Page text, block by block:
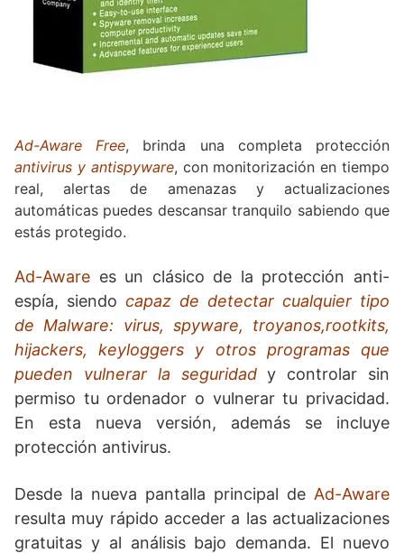
Ad-Aware Free, brinda una completa protección
antivirus y antispyware, con monitorización en tiempo
real, alertas de amenazas y actualizaciones
automáticas puedes descansar tranquilo sabiendo que
estás protegido.
Ad-Aware es un clásico de la protección anti-
espía, siendo capaz de detectar cualquier tipo
de Malware: virus, spyware, troyanos,rootkits,
hijackers, keyloggers y otros programas que
pueden vulnerar la seguridady controlar sin
permiso tu ordenador o vulnerar tu privacidad.
En esta nueva versión, además se incluye
protección antivirus.
Desde la nueva pantalla principal de Ad-Aware
resulta muy rápido acceder a las actualizaciones
gratuitas y al análisis bajo demanda. El nuevo